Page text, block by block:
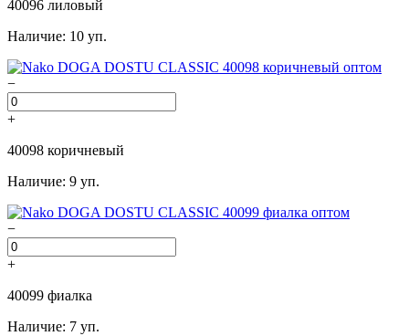
40096 лиловый
Наличие: 10 уп.
−
+
40098 коричневый
Наличие: 9 уп.
−
+
40099 фиалка
Наличие: 7 уп.